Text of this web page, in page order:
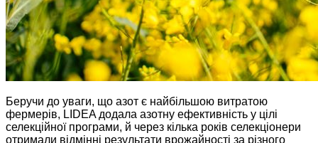
Беручи до уваги, що азот є найбільшою витратою
фермерів, LIDEA додала азотну ефективність у цілі
селекційної програми, й через кілька років селекціонери
отримали відмінні результати врожайності за різного